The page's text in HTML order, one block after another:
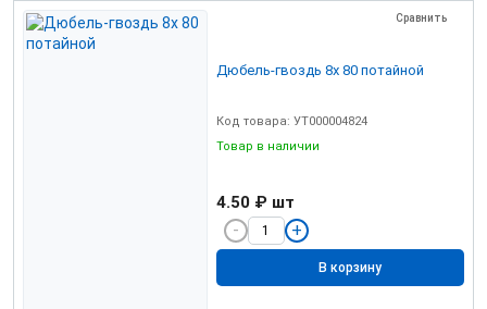
Сравнить
Дюбель-гвоздь 8х 80 потайной
Код товара: УТ000004824
Товар в наличии
4.50 ₽ шт
В корзину